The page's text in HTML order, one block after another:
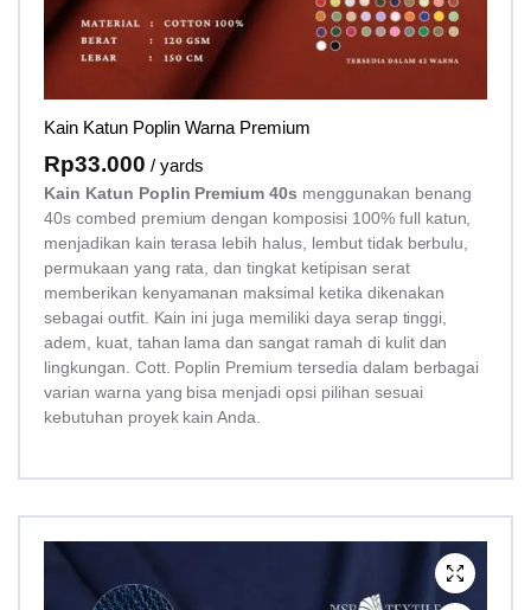
Kain Katun Poplin Warna Premium
Rp33.000 / yards
Kain Katun Poplin Premium 40s menggunakan benang
40s combed premium dengan komposisi 100% full katun,
menjadikan kain terasa lebih halus, lembut tidak berbulu,
permukaan yang rata, dan tingkat ketipisan serat
memberikan kenyamanan maksimal ketika dikenakan
sebagai outfit. Kain ini juga memiliki daya serap tinggi,
adem, kuat, tahan lama dan sangat ramah di kulit dan
lingkungan. Cott. Poplin Premium tersedia dalam berbagai
varian warna yang bisa menjadi opsi pilihan sesuai
kebutuhan proyek kain Anda.